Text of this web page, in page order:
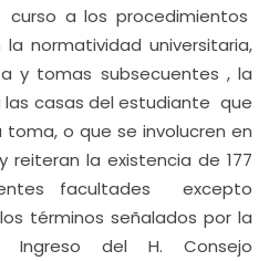
a los procedimientos
normatividad universitaria,
y tomas subsecuentes , la
las casas del estudiante que
o que se involucren en
la existencia de 177
facultades excepto
términos señalados por la
Ingreso del H. Consejo